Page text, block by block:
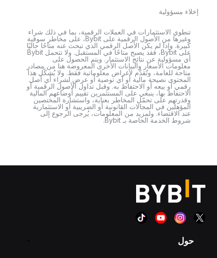
إخلاء مسؤولية
تنطوي الاستثمارات في العملات الرقمية، بما في ذلك شراء
وغيرها من الأصول الرقمية على Bybit، على مخاطر سوقية
كبيرة. وإذا لم يكن الأصل الرقمي الذي تبحث عنه متاحًا حاليًا
على Bybit، فقد يصبح متاحًا في المستقبل. ولا تتحمل Bybit
أي مسؤولية عن نتائج الاستثمار. ويتم الحصول على
معلومات الأسعار والبيانات الأخرى المعروضة هنا من مصادر
متاحة للعامة، وتُقدَّم لأغراض معلوماتية فقط. ولا يُشكّل هذا
المحتوى نصيحة مالية أو أي توصية أو عرض لشراء أي أصل
رقمي أو بيعه أو الاحتفاظ به. وقبل تداول الأصول الرقمية أو
الاحتفاظ بها، ينبغي على المستثمرين تقييم أوضاعهم المالية
وقدرتهم على تحمّل المخاطر بعناية، واستشارة المختصين
المؤهلين في المجالات القانونية أو الضريبية أو الاستثمارية
عند الاقتضاء. ولمزيد من المعلومات، يُرجى الرجوع إلى
شروط الخدمة الخاصة بـ Bybit.
حول